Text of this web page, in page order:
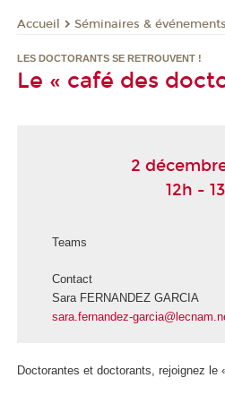
Accueil Séminaires & événements
LES DOCTORANTS SE RETROUVENT !
Le « café des
2
12h -
Teams
Contact
Sara FERNANDEZ GARCIA
sara.fernandez-
Doctorantes et doctorants, rejoignez le